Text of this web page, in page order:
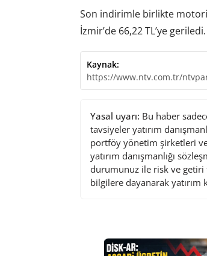
Son indirimle birlikte
İzmir’de 66,22 TL’ye
Kaynak:
https://www.ntv.com.tr/
Yasal uyarı: Bu haber
tavsiyeler yatırım
portföy yönetim şirketleri
yatırım danışmanlığı
durumunuz ile risk ve getiri
bilgilere dayanarak